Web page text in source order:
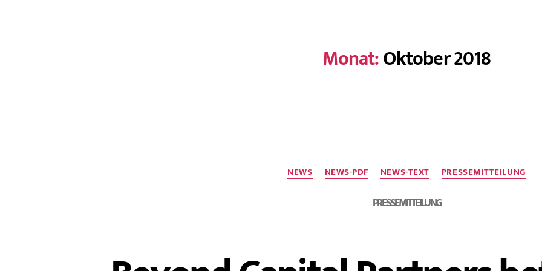
Monat:Oktober 2018
NEWS NEWS-PDF NEWS-TEXT PRESSEMITTEILUNG
PRESSEMITTEILUNG